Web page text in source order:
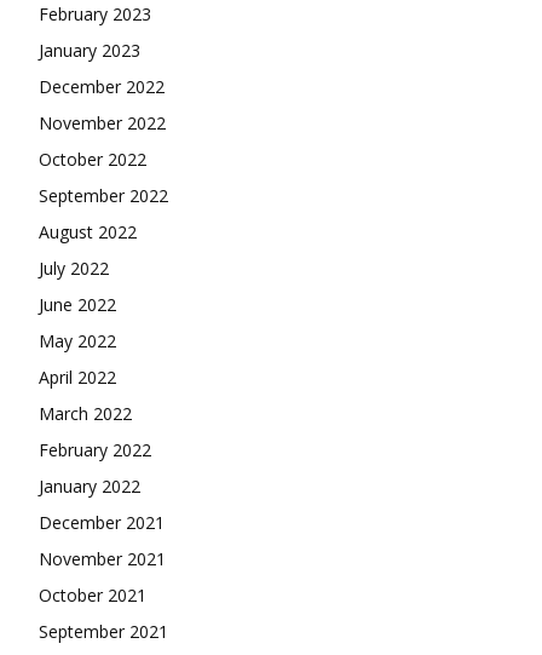
February 2023
January 2023
December 2022
November 2022
October 2022
September 2022
August 2022
July 2022
June 2022
May 2022
April 2022
March 2022
February 2022
January 2022
December 2021
November 2021
October 2021
September 2021